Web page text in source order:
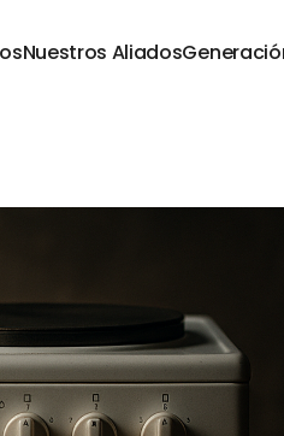
Nuestros Aliados